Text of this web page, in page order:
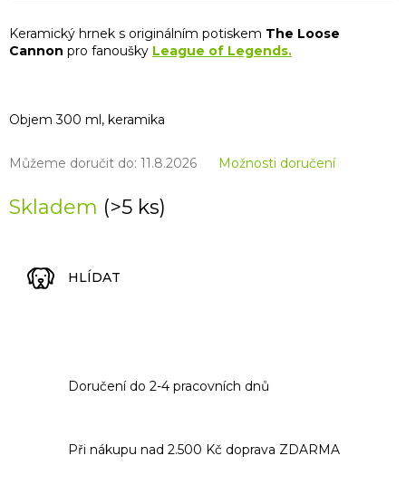
Skladem (>5 ks)
Můžeme doručit do: 11.8.2026 Možnosti doručení
Keramický hrnek s originálním potiskem The Loose
Cannon pro fanoušky League of Legends.
Objem 300 ml, keramika
HLÍDAT
Doručení do 2-4 pracovních dnů
Při nákupu nad 2.500 Kč doprava ZDARMA